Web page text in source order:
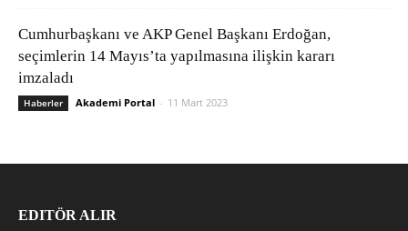
Cumhurbaşkanı ve AKP Genel Başkanı Erdoğan,
seçimlerin 14 Mayıs’ta yapılmasına ilişkin kararı
imzaladı
Haberler Akademi Portal - 11 Mart 2023
EDITÖR ALIR